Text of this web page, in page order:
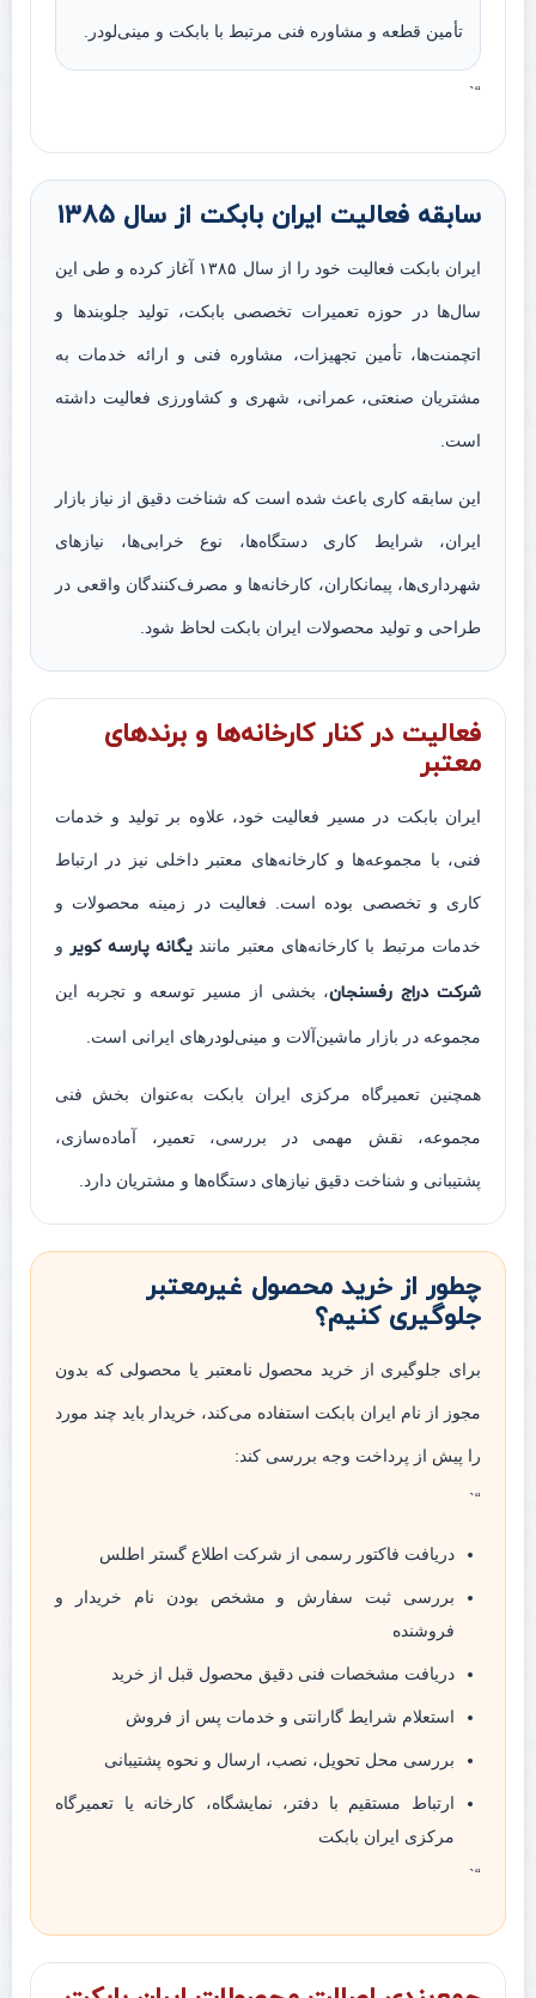
تأمین قطعه و مشاوره فنی مرتبط با بابکت و مینی‌لودر.
“`
سابقه فعالیت ایران بابکت از سال ۱۳۸۵
ایران بابکت فعالیت خود را از سال ۱۳۸۵ آغاز کرده و طی این
سال‌ها در حوزه تعمیرات تخصصی بابکت، تولید جلوبندها و
اتچمنت‌ها، تأمین تجهیزات، مشاوره فنی و ارائه خدمات به
مشتریان صنعتی، عمرانی، شهری و کشاورزی فعالیت داشته
است.
این سابقه کاری باعث شده است که شناخت دقیق از نیاز بازار
ایران، شرایط کاری دستگاه‌ها، نوع خرابی‌ها، نیازهای
شهرداری‌ها، پیمانکاران، کارخانه‌ها و مصرف‌کنندگان واقعی در
طراحی و تولید محصولات ایران بابکت لحاظ شود.
فعالیت در کنار کارخانه‌ها و برندهای
معتبر
ایران بابکت در مسیر فعالیت خود، علاوه بر تولید و خدمات
فنی، با مجموعه‌ها و کارخانه‌های معتبر داخلی نیز در ارتباط
کاری و تخصصی بوده است. فعالیت در زمینه محصولات و
خدمات مرتبط با کارخانه‌های معتبر مانند یگانه پارسه کویر و
شرکت دراج رفسنجان، بخشی از مسیر توسعه و تجربه این
مجموعه در بازار ماشین‌آلات و مینی‌لودرهای ایرانی است.
همچنین تعمیرگاه مرکزی ایران بابکت به‌عنوان بخش فنی
مجموعه، نقش مهمی در بررسی، تعمیر، آماده‌سازی،
پشتیبانی و شناخت دقیق نیازهای دستگاه‌ها و مشتریان دارد.
چطور از خرید محصول غیرمعتبر
جلوگیری کنیم؟
برای جلوگیری از خرید محصول نامعتبر یا محصولی که بدون
مجوز از نام ایران بابکت استفاده می‌کند، خریدار باید چند مورد
را پیش از پرداخت وجه بررسی کند:
“`
دریافت فاکتور رسمی از شرکت اطلاع گستر اطلس
بررسی ثبت سفارش و مشخص بودن نام خریدار و
فروشنده
دریافت مشخصات فنی دقیق محصول قبل از خرید
استعلام شرایط گارانتی و خدمات پس از فروش
بررسی محل تحویل، نصب، ارسال و نحوه پشتیبانی
ارتباط مستقیم با دفتر، نمایشگاه، کارخانه یا تعمیرگاه
مرکزی ایران بابکت
“`